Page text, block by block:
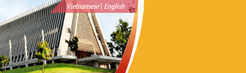
Vietnamese| English